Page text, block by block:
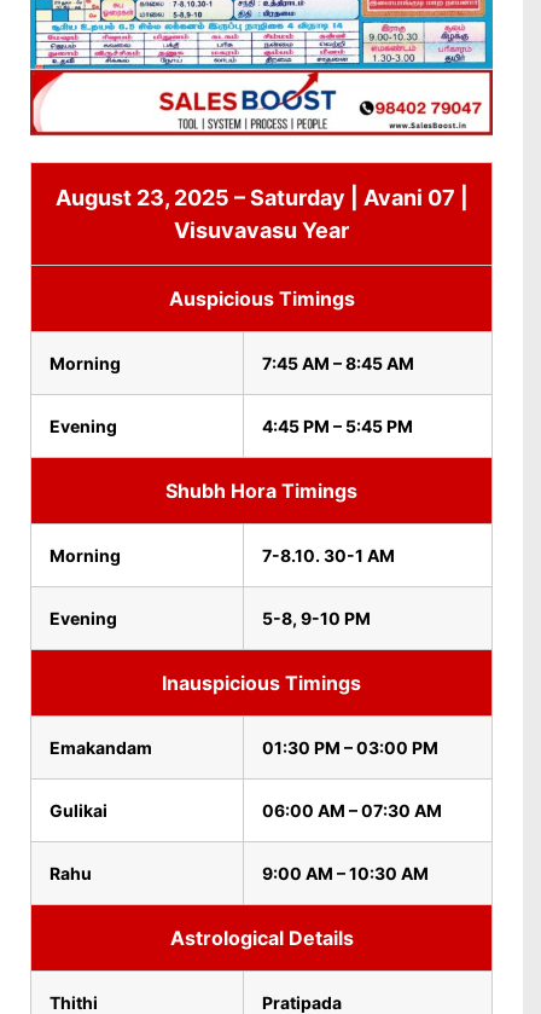
August 23, 2025 – Saturday | Avani 07 |
Visuvavasu Year
Auspicious Timings
Morning 7:45 AM – 8:45 AM
Evening 4:45 PM – 5:45 PM
Shubh Hora Timings
Morning 7-8.10. 30-1 AM
Evening 5-8, 9-10 PM
Inauspicious Timings
Emakandam 01:30 PM – 03:00 PM
Gulikai 06:00 AM – 07:30 AM
Rahu 9:00 AM – 10:30 AM
Astrological Details
Thithi Pratipada